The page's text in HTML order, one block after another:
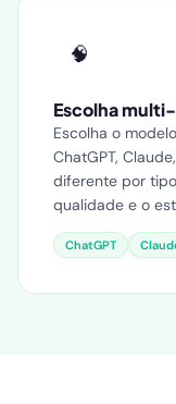
🧠
Escolha
Escolha o
ChatGPT,
diferente por
qualidade e o
ChatGPT